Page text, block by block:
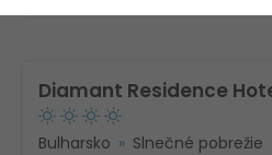
Diamant Residence
Bulharsko Slnečné pobrežie